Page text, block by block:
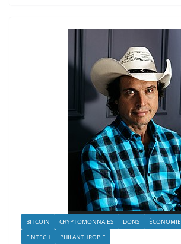
BITCOIN CRYPTOMONNAIES DONS ÉCONOMIE
FINTECH
PHILANTHROPIE